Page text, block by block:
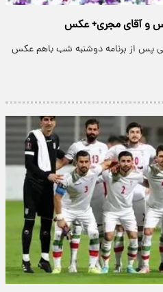
و آقای مجری+ عکس
از برنامه دوشنبه شب باهم عکس